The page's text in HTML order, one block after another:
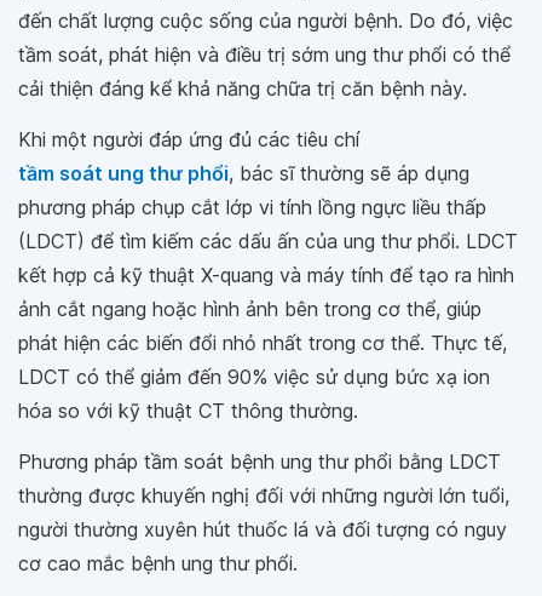
đến chất lượng cuộc sống của người bệnh. Do đó, việc
tầm soát, phát hiện và điều trị sớm ung thư phổi có thể
cải thiện đáng kể khả năng chữa trị căn bệnh này.
Khi một người đáp ứng đủ các tiêu chí
tầm soát ung thư phổi, bác sĩ thường sẽ áp dụng
phương pháp chụp cắt lớp vi tính lồng ngực liều thấp
(LDCT) để tìm kiếm các dấu ấn của ung thư phổi. LDCT
kết hợp cả kỹ thuật X-quang và máy tính để tạo ra hình
ảnh cắt ngang hoặc hình ảnh bên trong cơ thể, giúp
phát hiện các biến đổi nhỏ nhất trong cơ thể. Thực tế,
LDCT có thể giảm đến 90% việc sử dụng bức xạ ion
hóa so với kỹ thuật CT thông thường.
Phương pháp tầm soát bệnh ung thư phổi bằng LDCT
thường được khuyến nghị đối với những người lớn tuổi,
người thường xuyên hút thuốc lá và đối tượng có nguy
cơ cao mắc bệnh ung thư phổi.